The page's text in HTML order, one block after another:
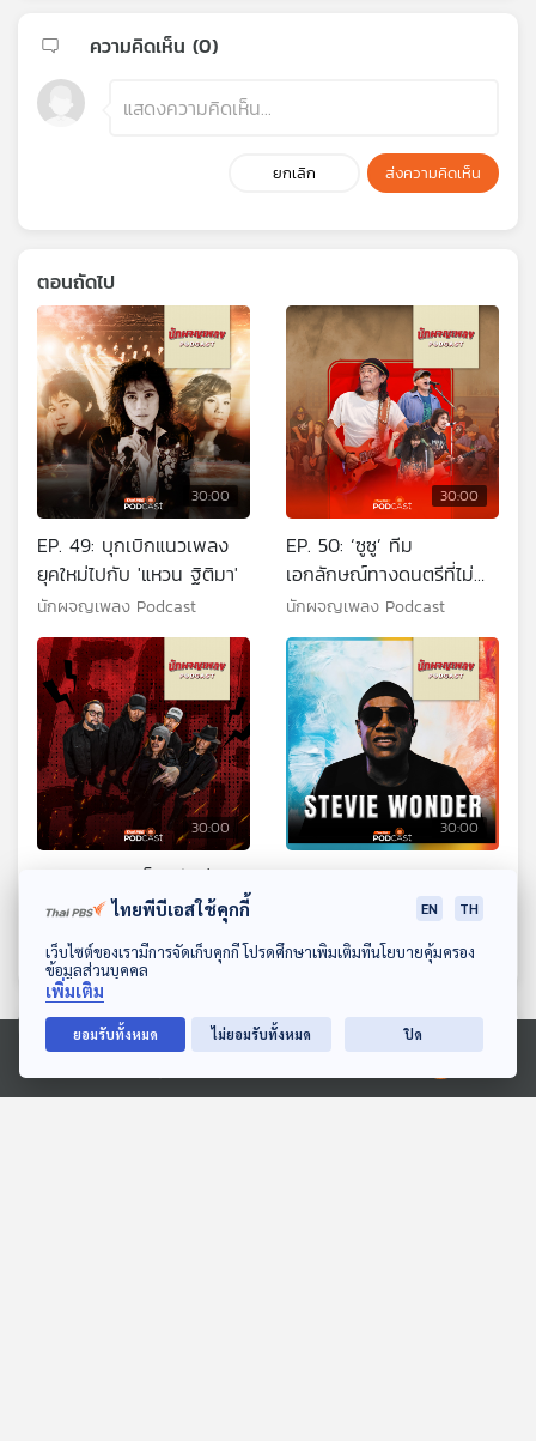
ดาวน์โหลด Thai PBS Podcast Application
Ⓒ 2020 องค์การกระจายเสียงและแพร่ภาพสาธารณะแห่งประเทศไทย
ความคิดเห็น (0)
ยกเลิก ส่งความคิดเห็น
ตอนถัดไป
30:00
EP. 49: บุกเบิกแนวเพลง
ยุคใหม่ไปกับ 'แหวน ฐิติมา'
นักผจญเพลง Podcast
30:00
EP. 50: ‘ซูซู’ ทีม
เอกลักษณ์ทางดนตรีที่ไม่
เหมือนใคร
นักผจญเพลง Podcast
30:00
EP. 51: ขุนพลร็อกตัวพ่อ Y
NOT 7
นักผจญเพลง Podcast
30:00
ศิลปินมหัศจรรย์ที่สร้าง
นักผจญเพลง Podcast
ตอนที่เกี่ยวข้อง
ไทยพีบีเอสใช้คุกกี้ EN TH
เว็บไซต์ของเรามีการจัดเก็บคุกกี้ โปรดศึกษาเพิ่มเติมที่นโยบายคุ้มครอง
ข้อมูลส่วนบุคคล
เพิ่มเติม
ยอมรับทั้งหมด ไม่ยอมรับทั้งหมด ปิด